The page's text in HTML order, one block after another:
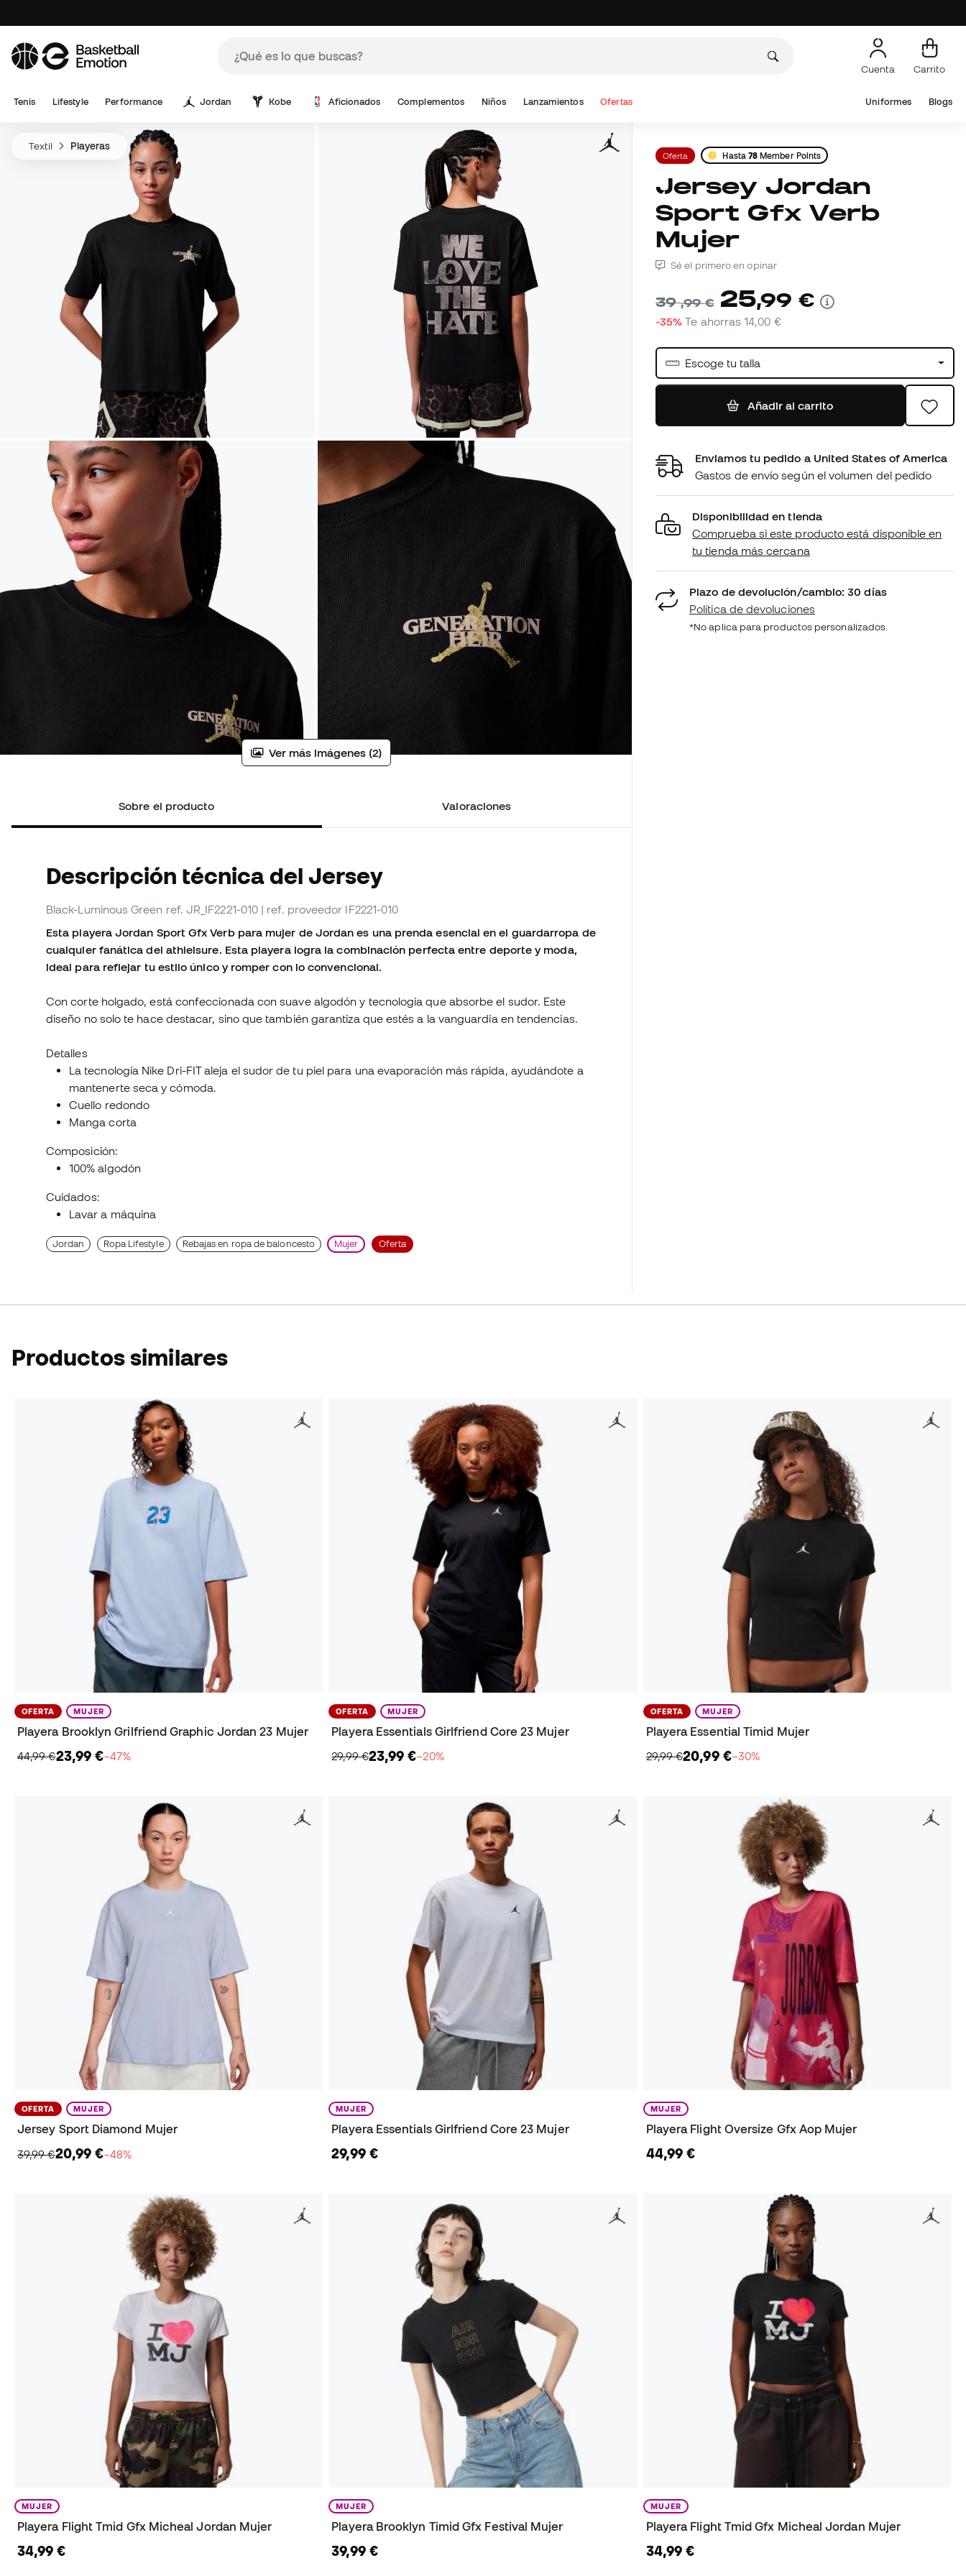
Cuenta Carrito
Tenis Lifestyle Performance Jordan Kobe Aficionados Complementos Niños Lanzamientos Ofertas Uniformes Blogs
Textil Playeras
Ver más imágenes (2)
Sobre el producto Valoraciones
Descripción técnica del Jersey
Black-Luminous Green ref. JR_IF2221-010 | ref. proveedor IF2221-010
Esta playera Jordan Sport Gfx Verb para mujer de Jordan es una prenda esencial en el guardarropa de
cualquier fanática del athleisure. Esta playera logra la combinación perfecta entre deporte y moda,
ideal para reflejar tu estilo único y romper con lo convencional.
Con corte holgado, está confeccionada con suave algodón y tecnología que absorbe el sudor. Este
diseño no solo te hace destacar, sino que también garantiza que estés a la vanguardia en tendencias.
Detalles
La tecnología Nike Dri-FIT aleja el sudor de tu piel para una evaporación más rápida, ayudándote a
mantenerte seca y cómoda.
Cuello redondo
Manga corta
Composición:
100% algodón
Cuidados:
Lavar a máquina
Jordan Ropa Lifestyle Rebajas en ropa de baloncesto Mujer Oferta
Oferta Hasta 78 Member Points
Jersey Jordan
Sport Gfx Verb
Mujer
Sé el primero en opinar
39,99 € 25,99 €
-35% Te ahorras14,00 €
Escoge tu talla
Añadir al carrito
Enviamos tu pedido a United States of America
Gastos de envío según el volumen del pedido
Disponibilidad en tienda
Comprueba si este producto está disponible en
tu tienda más cercana
Plazo de devolución/cambio: 30 días
Política de devoluciones
*No aplica para productos personalizados.
Productos similares
OFERTA MUJER
Playera Brooklyn Grilfriend Graphic Jordan 23 Mujer
44,99 €23,99 €−47%
OFERTA MUJER
Playera Essentials Girlfriend Core 23 Mujer
29,99 €23,99 €−20%
OFERTA MUJER
Playera Essential Timid Mujer
29,99 €20,99 €−30%
OFERTA MUJER
Jersey Sport Diamond Mujer
39,99 €20,99 €−48%
MUJER
Playera Essentials Girlfriend Core 23 Mujer
29,99 €
MUJER
Playera Flight Oversize Gfx Aop Mujer
44,99 €
MUJER
Playera Flight Tmid Gfx Micheal Jordan Mujer
34,99 €
MUJER
Playera Brooklyn Timid Gfx Festival Mujer
39,99 €
MUJER
Playera Flight Tmid Gfx Micheal Jordan Mujer
34,99 €